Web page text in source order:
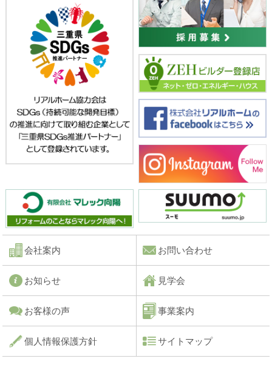
会社案内 お問い合わせ
お知らせ 見学会
お客様の声 事業案内
個人情報保護方針 サイトマップ